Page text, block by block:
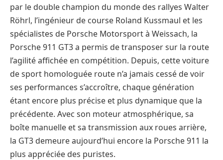
par le double champion du monde des rallyes Walter
Röhrl, l’ingénieur de course Roland Kussmaul et les
spécialistes de Porsche Motorsport à Weissach, la
Porsche 911 GT3 a permis de transposer sur la route
l’agilité affichée en compétition. Depuis, cette voiture
de sport homologuée route n’a jamais cessé de voir
ses performances s’accroître, chaque génération
étant encore plus précise et plus dynamique que la
précédente. Avec son moteur atmosphérique, sa
boîte manuelle et sa transmission aux roues arrière,
la GT3 demeure aujourd’hui encore la Porsche 911 la
plus appréciée des puristes.